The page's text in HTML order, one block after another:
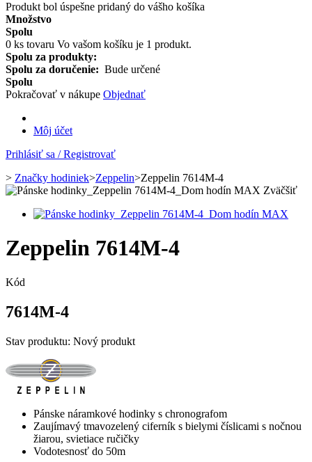
Produkt bol úspešne pridaný do vášho košíka
Množstvo
Spolu
0 ks tovaru Vo vašom košíku je 1 produkt.
Spolu za produkty:
Spolu za doručenie: Bude určené
Spolu
Pokračovať v nákupe Objednať
Môj účet
Prihlásiť sa / Registrovať
> Značky hodiniek>Zeppelin>Zeppelin 7614M-4
Zväčšiť
Zeppelin 7614M-4
Kód
7614M-4
Stav produktu: Nový produkt
Pánske náramkové hodinky s chronografom
Zaujímavý tmavozelený ciferník s bielymi číslicami s nočnou
žiarou, svietiace ručičky
Vodotesnosť do 50m